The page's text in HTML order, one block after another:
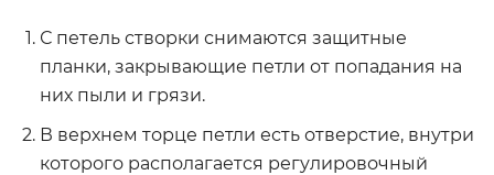
С петель створки снимаются защитные
планки, закрывающие петли от попадания на
них пыли и грязи.
В верхнем торце петли есть отверстие, внутри
которого располагается регулировочный